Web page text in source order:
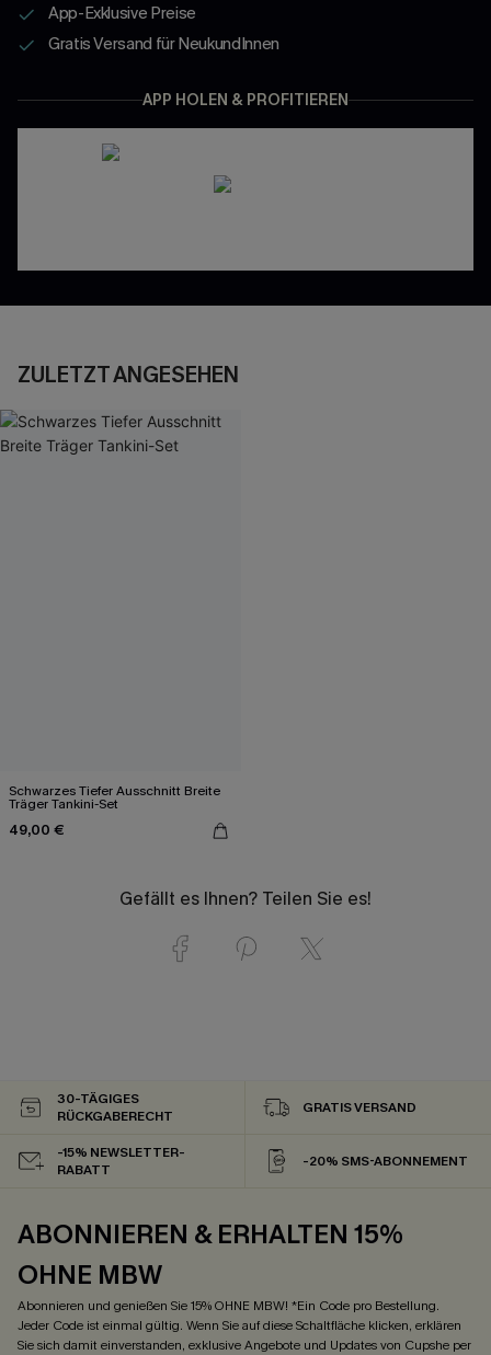
App-Exklusive Preise
Gratis Versand für NeukundInnen
APP HOLEN & PROFITIEREN
ZULETZT ANGESEHEN
Schwarzes Tiefer Ausschnitt Breite
Träger Tankini-Set
49,00 €
Gefällt es Ihnen? Teilen Sie es!
30-TÄGIGES
RÜCKGABERECHT
GRATIS VERSAND
-15% NEWSLETTER-
RABATT
-20% SMS-ABONNEMENT
ABONNIEREN & ERHALTEN 15%
OHNE MBW
Abonnieren und genießen Sie 15% OHNE MBW! *Ein Code pro Bestellung.
Jeder Code ist einmal gültig. Wenn Sie auf diese Schaltfläche klicken, erklären
Sie sich damit einverstanden, exklusive Angebote und Updates von Cupshe per